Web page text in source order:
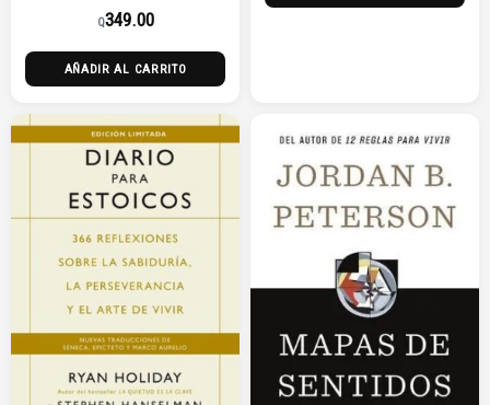
Q349.00
AÑADIR AL CARRITO